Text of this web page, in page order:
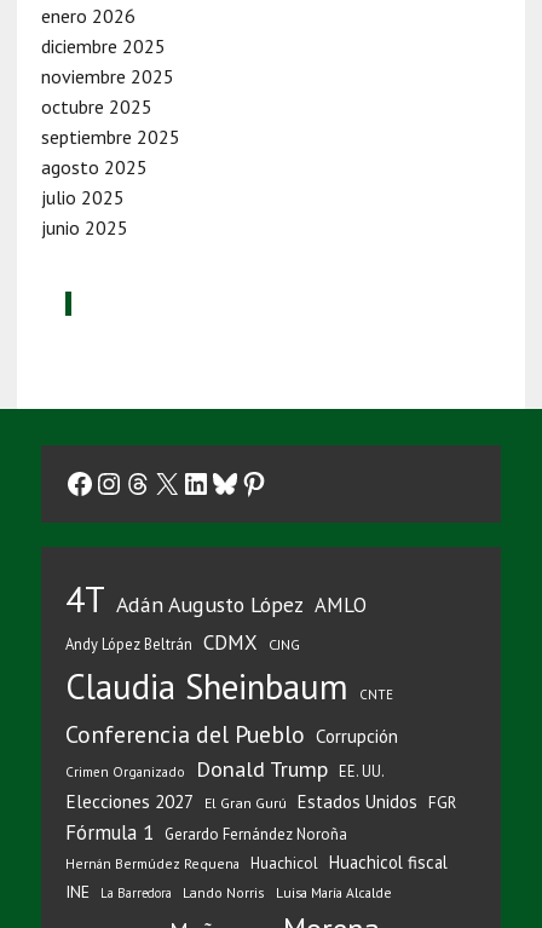
enero 2026
diciembre 2025
noviembre 2025
octubre 2025
septiembre 2025
agosto 2025
julio 2025
junio 2025
Facebook
Instagram
Threads
X LinkedIn
Bluesky
Pinterest
4T Adán Augusto López AMLO
Andy López Beltrán CDMX CJNG
Claudia Sheinbaum CNTE
Conferencia del Pueblo Corrupción
Crimen Organizado Donald Trump EE. UU.
Elecciones 2027 El Gran Gurú Estados Unidos FGR
Fórmula 1 Gerardo Fernández Noroña
Hernán Bermúdez Requena Huachicol Huachicol fiscal
INE La Barredora Lando Norris Luisa María Alcalde